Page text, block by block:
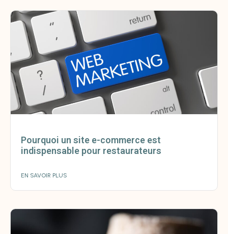
Pourquoi un site e-commerce est
indispensable pour restaurateurs
EN SAVOIR PLUS